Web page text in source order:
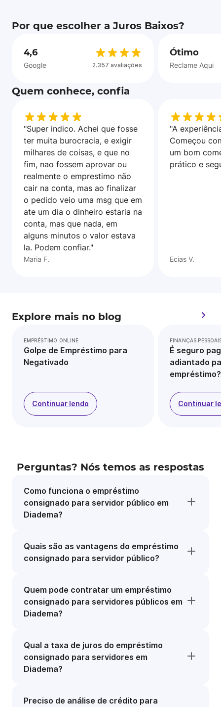
Por que escolher a Juros Baixos?
4,6
Google 2.357 avaliações
Ótimo
Reclame Aqui
Quem conhece, confia
"Super indico. Achei que fosse
ter muita burocracia, e exigir
milhares de coisas, e que no
fim, nao fossem aprovar ou
realmente o emprestimo não
cair na conta, mas ao finalizar
o pedido veio uma msg que em
ate um dia o dinheiro estaria na
conta, mas que nada, em
alguns minutos o valor estava
la. Podem confiar."
Maria F.
"A
Começou
um bom
prático e
Ecias V.
Explore mais no blog
EMPRÉSTIMO ONLINE
Golpe de Empréstimo para
Negativado
Continuar lendo
FINANÇAS
É seguro
adiantado
empréstimo?
Continuar
Perguntas? Nós temos as respostas
Como funciona o empréstimo
consignado para servidor público em
Diadema?
Quais são as vantagens do empréstimo
consignado para servidor público?
Quem pode contratar um empréstimo
consignado para servidores públicos em
Diadema?
Qual a taxa de juros do empréstimo
consignado para servidores em
Diadema?
Preciso de análise de crédito para